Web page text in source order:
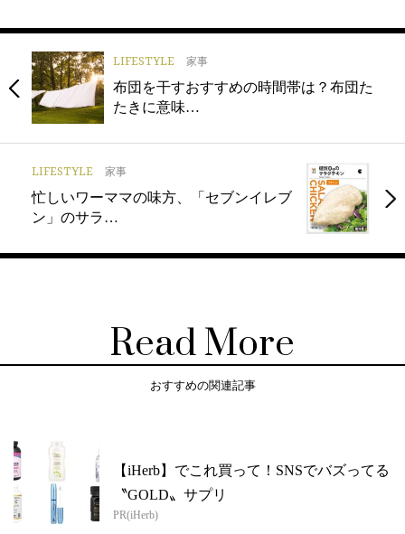
LIFESTYLE 家事
布団を干すおすすめの時間帯は？布団た
たきに意味…
LIFESTYLE 家事
忙しいワーママの味方、「セブンイレブ
ン」のサラ…
Read More
おすすめの関連記事
【iHerb】でこれ買って！SNSでバズってる
〝GOLD〟サプリ
PR(iHerb)